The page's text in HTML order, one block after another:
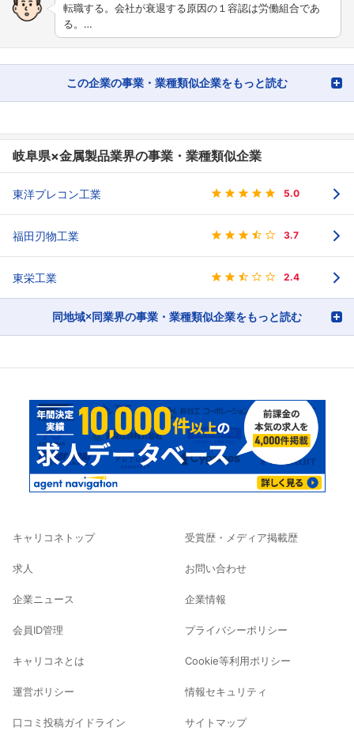
転職する。会社が衰退する原因の１容認は労働組合であ
る。…
この企業の事業・業種類似企業をもっと読む
岐阜県×金属製品業界の事業・業種類似企業
東洋プレコン工業 5.0
福田刃物工業 3.7
東栄工業 2.4
同地域×同業界の事業・業種類似企業をもっと読む
キャリコネトップ
求人
企業ニュース
会員ID管理
キャリコネとは
運営ポリシー
口コミ投稿ガイドライン
受賞歴・メディア掲載歴
お問い合わせ
企業情報
プライバシーポリシー
Cookie等利用ポリシー
情報セキュリティ
サイトマップ